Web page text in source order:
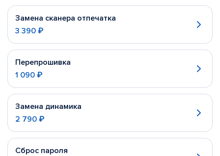
Замена сканера отпечатка
3 390 ₽
Перепрошивка
1 090 ₽
Замена динамика
2 790 ₽
Сброс пароля